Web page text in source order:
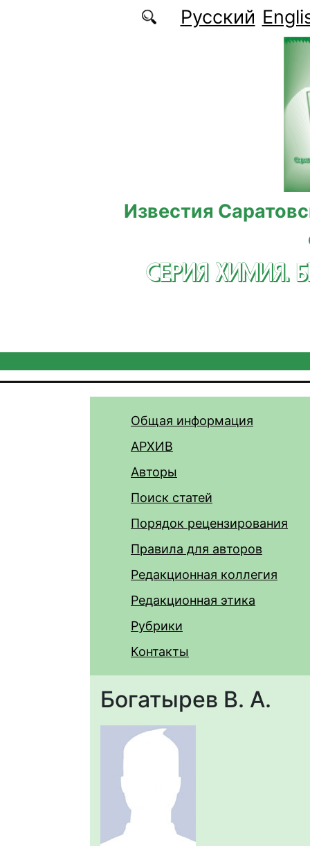
Перейти к основному содержаниюРусский
Известия
СЕРИЯ ХИМИЯ.
Общая информация
АРХИВ
Авторы
Поиск статей
Порядок рецензирования
Правила для авторов
Редакционная коллегия
Редакционная этика
Рубрики
Контакты
Богатырев В. А.